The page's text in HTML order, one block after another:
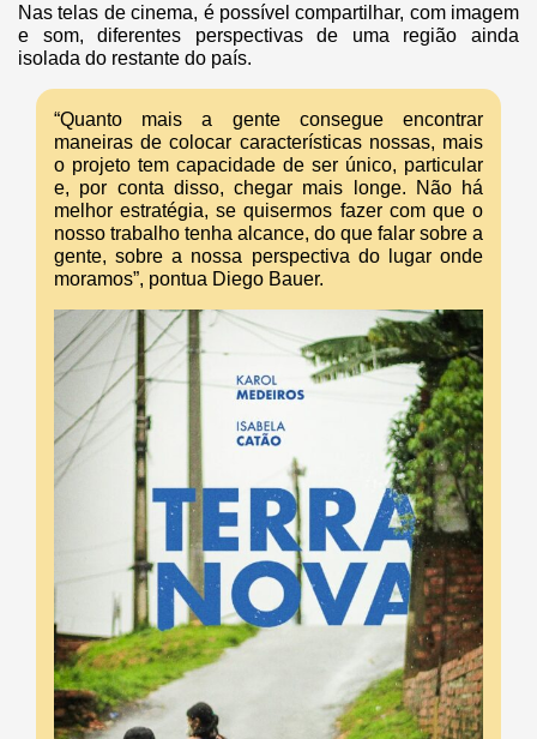
Nas telas de cinema, é possível compartilhar, com imagem
e som, diferentes perspectivas de uma região ainda
isolada do restante do país.
“Quanto mais a gente consegue encontrar
maneiras de colocar características nossas, mais
o projeto tem capacidade de ser único, particular
e, por conta disso, chegar mais longe. Não há
melhor estratégia, se quisermos fazer com que o
nosso trabalho tenha alcance, do que falar sobre a
gente, sobre a nossa perspectiva do lugar onde
moramos”, pontua Diego Bauer.